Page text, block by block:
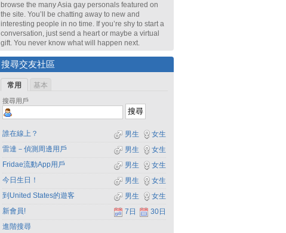
browse the many Asia gay personals featured on
the site. You’ll be chatting away to new and
interesting people in no time. If you’re shy to start a
conversation, just send a heart or maybe a virtual
gift. You never know what will happen next.
搜尋交友社區
常用 基本
搜尋用戶
誰在線上？ 女生
男生
雷達－偵測周邊用戶
女生
男生
Fridae流動App用戶
女生
男生
今日生日！
女生
男生
到United States的遊客
女生
男生
新會員!
30日
7日
進階搜尋